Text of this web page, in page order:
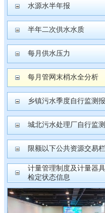
水源水半年报
半年二次供水水质
每月供水压力
每月管网末梢水全分析
乡镇污水季度自行监测
城北污水处理厂自行监
限额以下公共资源交易栏
计量管理制度及计量器具
检定状态信息